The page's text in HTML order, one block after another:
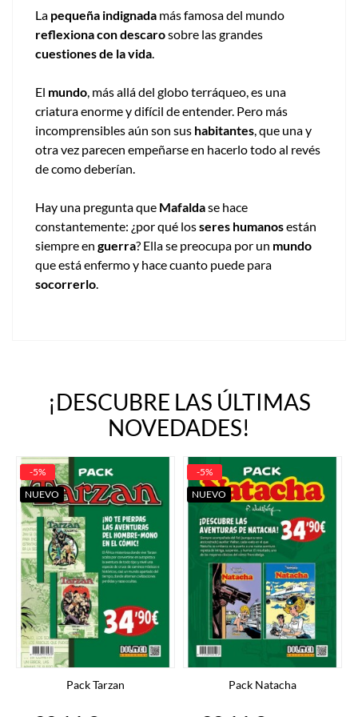
La pequeña indignada más famosa del mundo
reflexiona con descarosobre las grandes
cuestiones de la vida.
El mundo, más allá del globo terráqueo, es una
criatura enorme y difícil de entender. Pero más
incomprensibles aún son sus habitantes, que una y
otra vez parecen empeñarse en hacerlo todo al revés
de como deberían.
Hay una pregunta que Mafaldase hace
constantemente: ¿por qué losseres humanosestán
siempre en guerra? Ella se preocupa por un mundo
que está enfermo y hace cuanto puede para
socorrerlo.
¡DESCUBRE LAS ÚLTIMAS
NOVEDADES!
Pack Tarzan
-5%
NUEVO
Pack Natacha
-5%
NUEVO